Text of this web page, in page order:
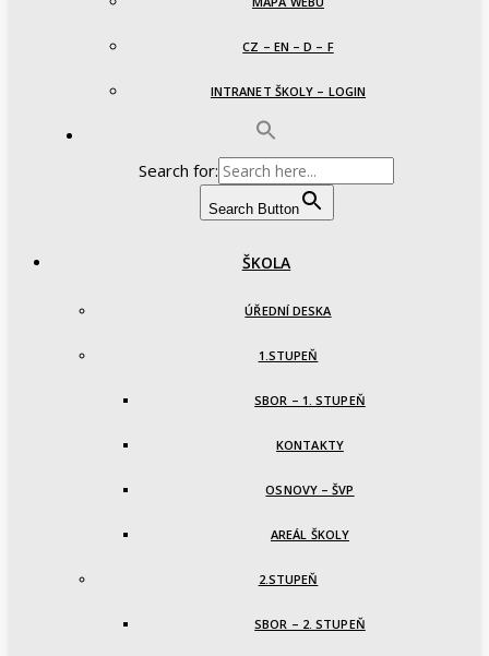
CZ – EN – D – F
INTRANET ŠKOLY – LOGIN
Search for:
Search Button
ŠKOLA
ÚŘEDNÍ DESKA
1.STUPEŇ
SBOR – 1. STUPEŇ
KONTAKTY
OSNOVY – ŠVP
AREÁL ŠKOLY
2.STUPEŇ
SBOR – 2. STUPEŇ